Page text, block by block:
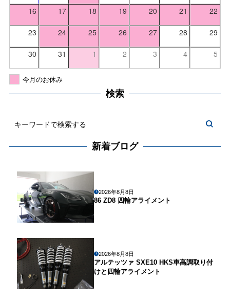
16 17 18 19 20 21 22
23 24 25 26 27 28 29
30 31 1 2 3 4 5
今月のお休み
検索
新着ブログ
2026年8月8日
86 ZD8 四輪アライメント
2026年8月8日
アルテッツァ SXE10 HKS車高調取り付
けと四輪アライメント